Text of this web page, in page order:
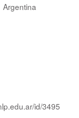
Argentina
id/3495